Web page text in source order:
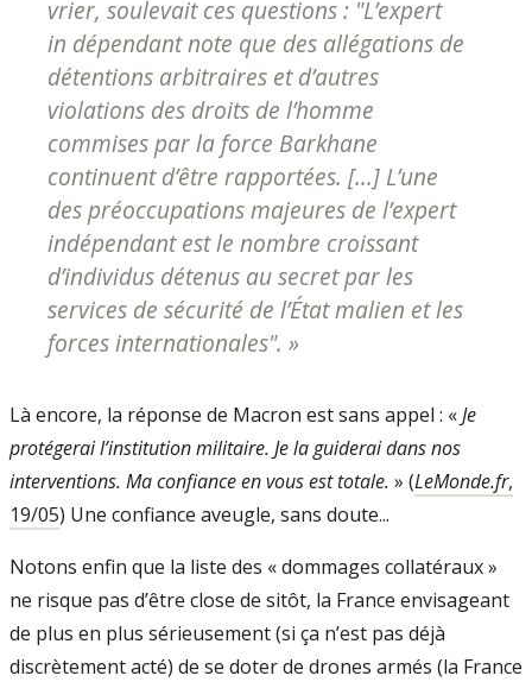
vrier, soulevait ces questions : "L’expert
in­ dépendant note que des allégations de
détentions arbitraires et d’autres
violations des droits de l’homme
commises par la force Barkhane
continuent d’être rappor­tées. [...] L’une
des préoccupations majeures de l’expert
indépendant est le nombre croissant
d’individus détenus au secret par les
services de sécurité de l’État malien et les
forces internationales". »
Là encore, la réponse de Macron est sans appel : «Je
protégerai l’institution mi­litaire. Je la guiderai dans nos
interventions. Ma confiance en vous est totale. » (LeMonde.fr,
19/05) Une confiance aveugle, sans doute...
Notons enfin que la liste des « dom­mages collatéraux »
ne risque pas d’être close de sitôt, la France envisageant
de plus en plus sérieusement (si ça n’est pas déjà
discrètement acté) de se doter de drones ar­més (la France